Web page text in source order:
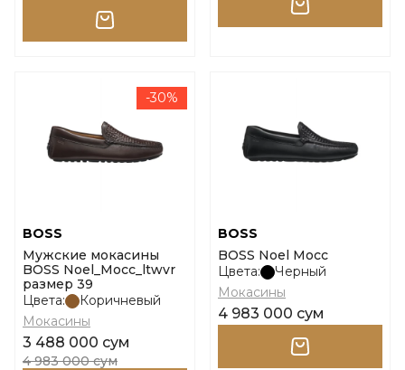
-30%
BOSS
Мужские мокасины
BOSS Noel_Mocc_ltwvr
размер 39
Цвета:
Коричневый
Мокасины
3 488 000 сум
4 983 000 сум
BOSS
BOSS Noel Mocc
Цвета:
Черный
Мокасины
4 983 000 сум